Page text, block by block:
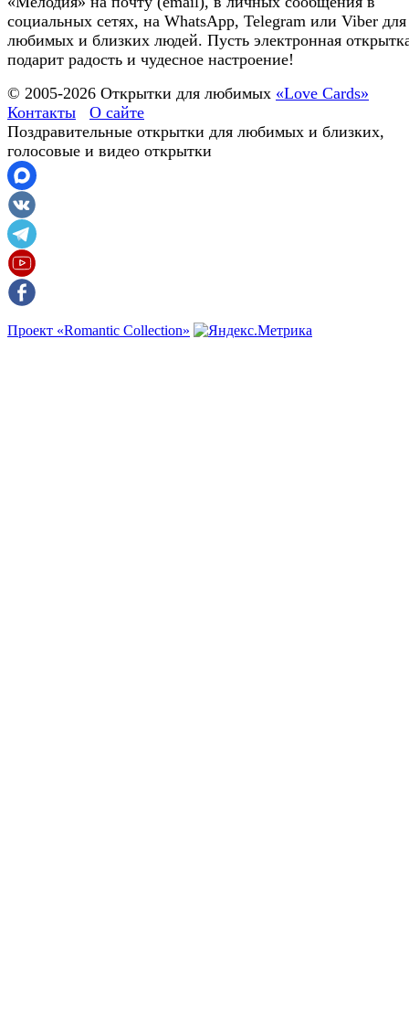
социальных сетях, на WhatsApp, Telegram или Viber для
любимых и близких людей. Пусть электронная
подарит радость и чудесное настроение!
© 2005-2026 Открытки для любимых «Love Cards»
Контакты
О сайте
Поздравительные открытки для любимых и близких,
голосовые и видео открытки
Проект «Romantic Collection»